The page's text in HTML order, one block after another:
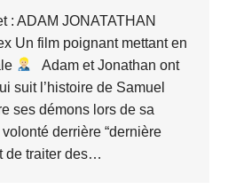
: ADAM JONATATHAN
Un film poignant mettant en
Adam et Jonathan ont
suit l’histoire de Samuel
ses démons lors de sa
derrière “dernière
de traiter des…